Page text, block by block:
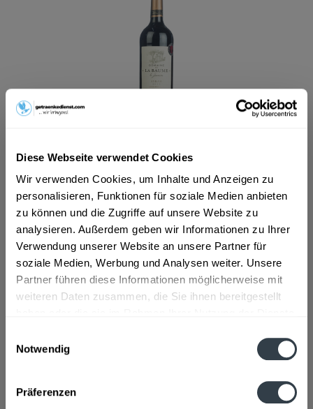
Diese Webseite verwendet Cookies
Wir verwenden Cookies, um Inhalte und Anzeigen zu
personalisieren, Funktionen für soziale Medien anbieten
zu können und die Zugriffe auf unsere Website zu
analysieren. Außerdem geben wir Informationen zu Ihrer
Verwendung unserer Website an unsere Partner für
soziale Medien, Werbung und Analysen weiter. Unsere
Partner führen diese Informationen möglicherweise mit
weiteren Daten zusammen, die Sie ihnen bereitgestellt
Notwendig
Präferenzen
ab 10,49 € *
Inhalt:0.75 Liter (13,99 € * / 1 Liter)
inkl. MwSt.ggf. zzgl. Erschwerniszuschlag
Vorrätig
In den Warenkorb
Artikel-Nr.:
13153
Verfügbar in:
Enthält SULFITE